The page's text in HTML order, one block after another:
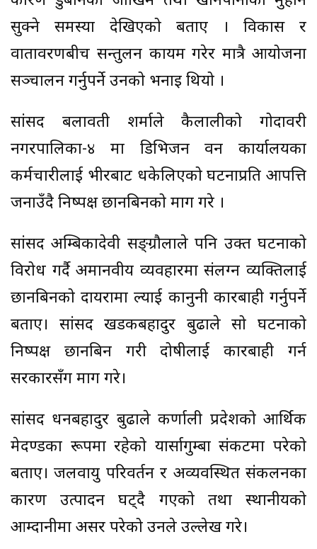
सुक्ने समस्या देखिएको बताए । विकास र
वातावरणबीच सन्तुलन कायम गरेर मात्रै आयोजना
सञ्चालन गर्नुपर्ने उनको भनाइ थियो ।
सांसद बलावती शर्माले कैलालीको गोदावरी
नगरपालिका-४ मा डिभिजन वन कार्यालयका
कर्मचारीलाई भीरबाट धकेलिएको घटनाप्रति आपत्ति
जनाउँदै निष्पक्ष छानबिनको माग गरे ।
सांसद अम्बिकादेवी सङ्ग्रौलाले पनि उक्त घटनाको
विरोध गर्दै अमानवीय व्यवहारमा संलग्न व्यक्तिलाई
छानबिनको दायरामा ल्याई कानुनी कारबाही गर्नुपर्ने
बताए। सांसद खडकबहादुर बुढाले सो घटनाको
निष्पक्ष छानबिन गरी दोषीलाई कारबाही गर्न
सरकारसँग माग गरे।
सांसद धनबहादुर बुढाले कर्णाली प्रदेशको आर्थिक
मेरुदण्डका रूपमा रहेको यार्सागुम्बा संकटमा परेको
बताए। जलवायु परिवर्तन र अव्यवस्थित संकलनका
कारण उत्पादन घट्दै गएको तथा स्थानीयको
आम्दानीमा असर परेको उनले उल्लेख गरे।